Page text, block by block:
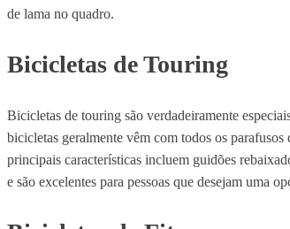
de lama no quadro.
Bicicletas de Touring
Bicicletas de touring são verdadeiramente
bicicletas geralmente vêm com todos os parafusos
principais características incluem guidões
e são excelentes para pessoas que desejam uma